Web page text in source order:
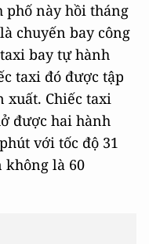
này hồi tháng
chuyến bay công
bay tự hành
taxi đó được tập
xuất. Chiếc taxi
được hai hành
với tốc độ 31
không là 60